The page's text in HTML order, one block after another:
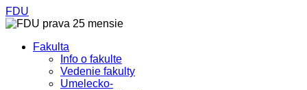
FDU
Fakulta
Info o fakulte
Vedenie fakulty
Umelecko-